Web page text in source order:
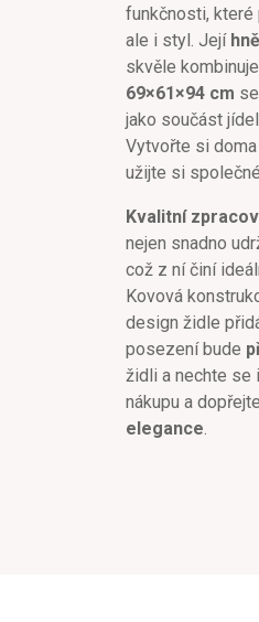
funkčnosti, které
ale i styl. Její
skvěle
69×61×94 cm
jako součást
Vytvořte si
užijte si
Kvalitní
nejen snadno
což z ní činí
Kovová
design židle
posezení bude
židli a nechte se
nákupu a
elegance